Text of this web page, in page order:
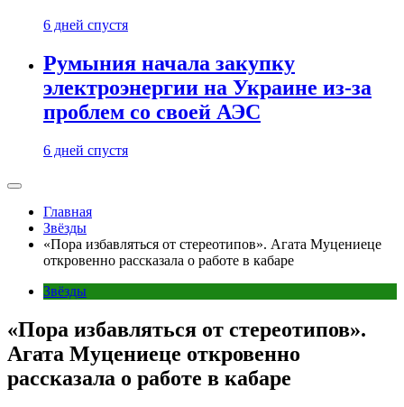
6 дней спустя
Румыния начала закупку
электроэнергии на Украине из-за
проблем со своей АЭС
6 дней спустя
Главная
Звёзды
«Пора избавляться от стереотипов». Агата Муцениеце
откровенно рассказала о работе в кабаре
Звёзды
«Пора избавляться от стереотипов».
Агата Муцениеце откровенно
рассказала о работе в кабаре